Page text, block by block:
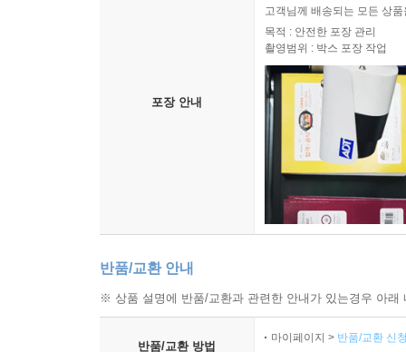
포장 안내
고객님께 배송되는 모든 상
목적 : 안전한 포장 관리
촬영범위 : 박스 포장 작업
반품/교환 안내
※ 상품 설명에 반품/교환과 관련한 안내가 있는경우 아
반품/교환 방법
마이페이지 > 반품/교환 신